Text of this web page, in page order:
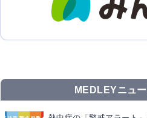
MEDLEYニュ